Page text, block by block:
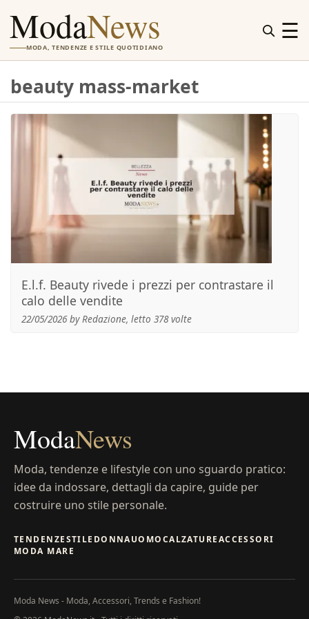
ModaNews
MODA, TENDENZE E STILE QUOTIDIANO
☰
beauty mass-market
E.l.f. Beauty rivede i prezzi per contrastare il
calo delle vendite
22/05/2026 by Redazione, letto 378 volte
ModaNews
Moda, tendenze e lifestyle con uno sguardo pratico:
idee da indossare, dettagli da capire, guide per
costruire uno stile personale.
TENDENZESTILE DONNAUOMOCALZATUREACCESSORI
MODA MARE
Moda News - Moda, Accessori, Trends e Fashion!